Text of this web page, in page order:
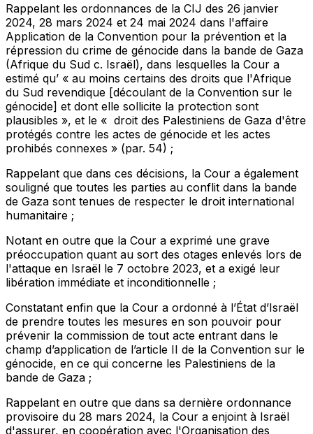
Rappelant les ordonnances de la CIJ des 26 janvier
2024, 28 mars 2024 et 24 mai 2024 dans l'affaire
Application de la Convention pour la prévention et la
répression du crime de génocide dans la bande de Gaza
(Afrique du Sud c. Israël), dans lesquelles la Cour a
estimé qu’ « au moins certains des droits que l'Afrique
du Sud revendique [découlant de la Convention sur le
génocide] et dont elle sollicite la protection sont
plausibles », et le « droit des Palestiniens de Gaza d'être
protégés contre les actes de génocide et les actes
prohibés connexes » (par. 54) ;
Rappelant que dans ces décisions, la Cour a également
souligné que toutes les parties au conflit dans la bande
de Gaza sont tenues de respecter le droit international
humanitaire ;
Notant en outre que la Cour a exprimé une grave
préoccupation quant au sort des otages enlevés lors de
l'attaque en Israël le 7 octobre 2023, et a exigé leur
libération immédiate et inconditionnelle ;
Constatant enfin que la Cour a ordonné à l’État d’Israël
de prendre toutes les mesures en son pouvoir pour
prévenir la commission de tout acte entrant dans le
champ d’application de l’article II de la Convention sur le
génocide, en ce qui concerne les Palestiniens de la
bande de Gaza ;
Rappelant en outre que dans sa dernière ordonnance
provisoire du 28 mars 2024, la Cour a enjoint à Israël
d'assurer, en coopération avec l'Organisation des